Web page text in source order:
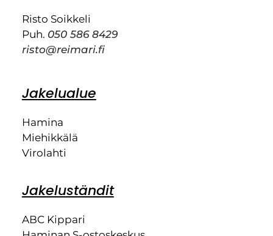
Risto Soikkeli
Puh. 050 586 8429
risto@reimari.fi
Jakelualue
Hamina
Miehikkälä
Virolahti
Jakeluständit
ABC Kippari